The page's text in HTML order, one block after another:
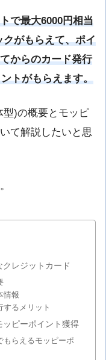
で最大6000円相当
がもらえて、ポイ
からのカード発行
トがもらえます。
型)の概要とモッピ
て解説したいと思
レジットカード
情報
するメリット
ッピーポイント獲得
もらえるモッピーポ